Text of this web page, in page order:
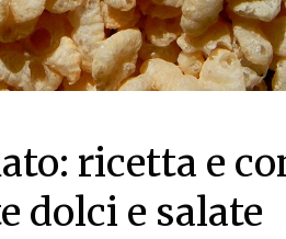
ricetta e
dolci e salate